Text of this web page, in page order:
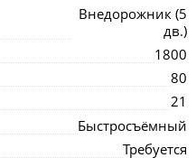
Внедорожник (5
дв.)
1800
80
21
Быстросъёмный
Требуется